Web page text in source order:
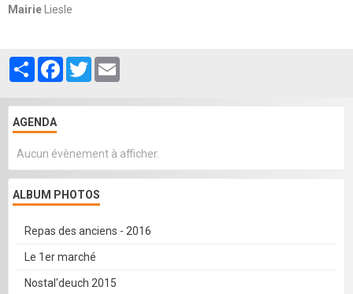
Mairie Liesle
PartagerFacebook
Twitter
AGENDA
Aucun évènement à afficher.
ALBUM PHOTOS
Repas des anciens - 2016
Le 1er marché
Nostal'deuch 2015